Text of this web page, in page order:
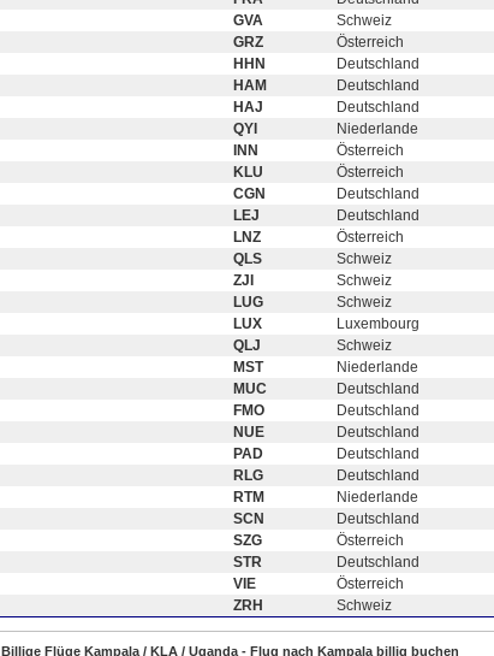
GVA
Schweiz
GRZ
Österreich
HHN
Deutschland
HAM
Deutschland
HAJ
Deutschland
QYI
Niederlande
INN
Österreich
KLU
Österreich
CGN
Deutschland
LEJ
Deutschland
LNZ
Österreich
QLS
Schweiz
ZJI
Schweiz
LUG
Schweiz
LUX
Luxembourg
QLJ
Schweiz
MST
Niederlande
MUC
Deutschland
FMO
Deutschland
NUE
Deutschland
PAD
Deutschland
RLG
Deutschland
RTM
Niederlande
SCN
Deutschland
SZG
Österreich
STR
Deutschland
VIE
Österreich
ZRH Schweiz
Billige Flüge Kampala / KLA / Uganda - Flug nach Kampala billig buchen